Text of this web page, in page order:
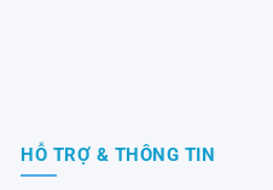
HỖ TRỢ & THÔNG TIN